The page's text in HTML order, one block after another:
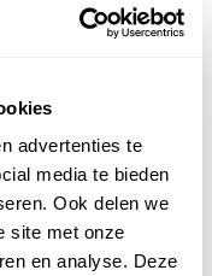
advertenties te
media te bieden
Ook delen we
site met onze
en analyse. Deze
meren in de
een gletsjer.
wandelroutes
voor jong en oud.
vindt men het
geologische
dat